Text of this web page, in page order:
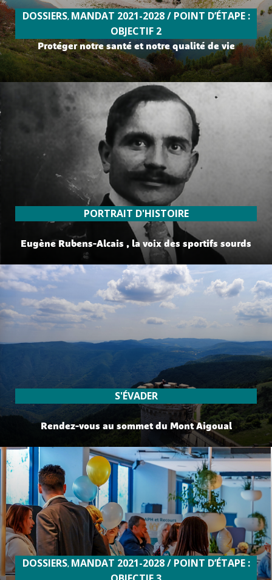
Protéger notre santé et notre qualité de vie
DOSSIERS, MANDAT 2021-2028 / POINT D’ÉTAPE :
OBJECTIF 2
Eugène Rubens-Alcais , la voix des sportifs sourds
PORTRAIT D'HISTOIRE
Rendez-vous au sommet du Mont Aigoual
S'ÉVADER
lire plus
DOSSIERS, MANDAT 2021-2028 / POINT D’ÉTAPE :
lire plus